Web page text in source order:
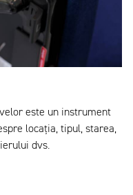
este un instrument
locația, tipul, starea,
dvs.